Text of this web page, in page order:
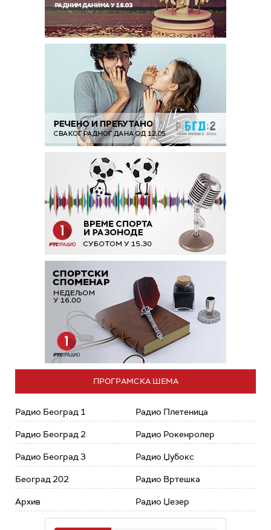
ПРОГРАМСКА ШЕМА
Радио Београд 1
Радио Београд 2
Радио Београд 3
Београд 202
Архив
Радио Плетеница
Радио Рокенролер
Радио Џубокс
Радио Вртешка
Радио Џезер